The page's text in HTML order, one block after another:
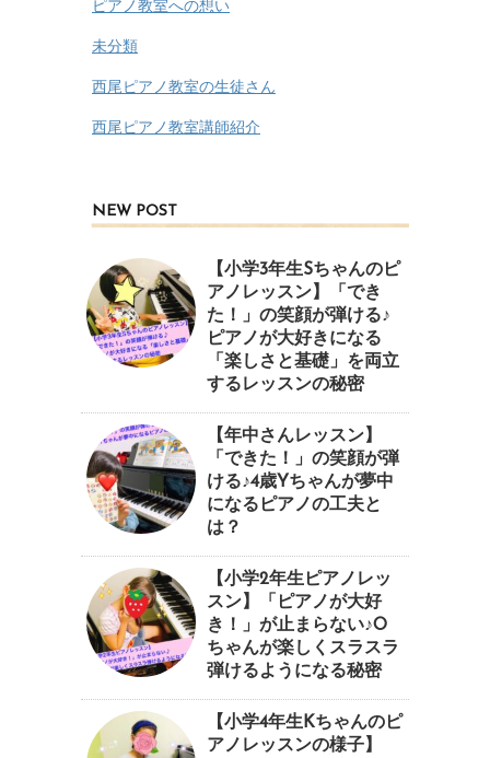
ピアノ教室への想い
未分類
西尾ピアノ教室の生徒さん
西尾ピアノ教室講師紹介
NEW POST
【小学3年生Sちゃんのピ
アノレッスン】「でき
た！」の笑顔が弾ける♪
ピアノが大好きになる
「楽しさと基礎」を両立
するレッスンの秘密
【年中さんレッスン】
「できた！」の笑顔が弾
ける♪4歳Yちゃんが夢中
になるピアノの工夫と
は？
【小学2年生ピアノレッ
スン】「ピアノが大好
き！」が止まらない♪O
ちゃんが楽しくスラスラ
弾けるようになる秘密
【小学4年生Kちゃんのピ
アノレッスンの様子】